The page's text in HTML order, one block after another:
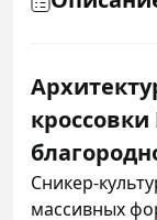
кроссовки
Сникер-
массивных